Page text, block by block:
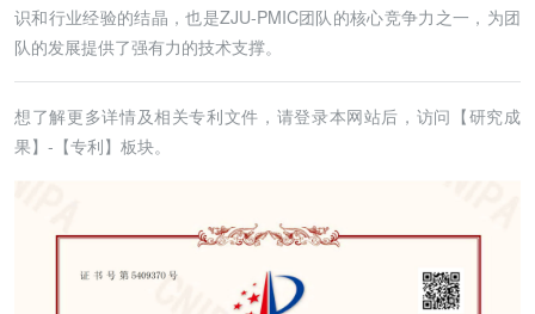
识和行业经验的结晶，也是ZJU-PMIC团队的核心竞争力之一，为团
队的发展提供了强有力的技术支撑。
想了解更多详情及相关专利文件，请登录本网站后，访问【研究成
果】-【专利】板块。